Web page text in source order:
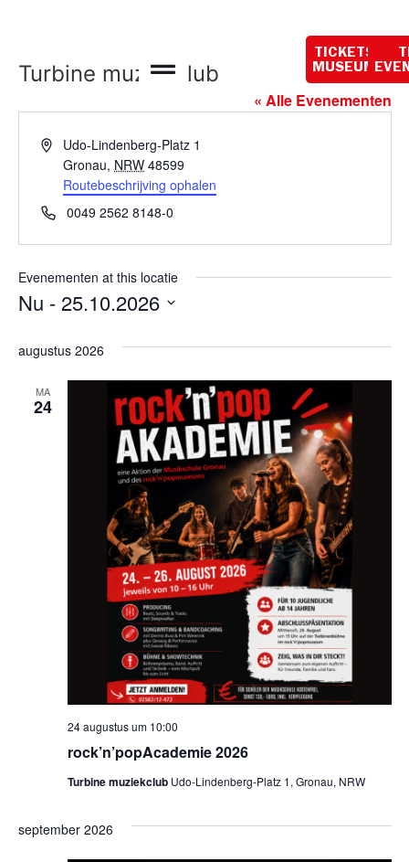
TICKETS
MUSEUM
Turbine muziekclub
« Alle Evenementen
AdresUdo-Lindenberg-Platz 1
Gronau, NRW 48599
Routebeschrijving ophalen
Telefoon0049 2562 8148-0
Evenementen at this locatie
Nu - 25.10.2026
datum.
augustus 2026
MA
24
rock’n’popAcademie 2026
24 augustus um 10:00
Turbine muziekclub Udo-Lindenberg-Platz 1, Gronau, NRW
september 2026